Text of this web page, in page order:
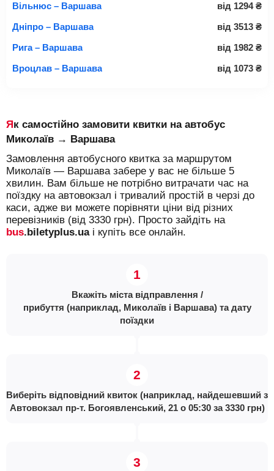
Вільнюс – Варшава
від 1294 ₴
Дніпро – Варшава
від 3513 ₴
Рига – Варшава
від 1982 ₴
Вроцлав – Варшава
від 1073 ₴
Як самостійно замовити квитки на автобус
Миколаїв → Варшава
Замовлення автобусного квитка за маршрутом
Миколаїв — Варшава забере у вас не більше 5
хвилин. Вам більше не потрібно витрачати час на
поїздку на автовокзал і тривалий простій в черзі до
каси, адже ви можете порівняти ціни від різних
перевізників (від 3330 грн). Просто зайдіть на
bus.biletyplus.uaі купіть все онлайн.
Вкажіть міста відправлення /
прибуття (наприклад, Миколаїв і Варшава) та дату
поїздки
Виберіть відповідний квиток (наприклад, найдешевший з
Автовокзал пр-т. Богоявленський, 21 о 05:30 за 3330 грн)